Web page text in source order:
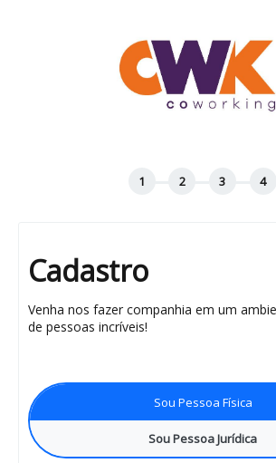
Cadastro
Venha nos fazer companhia em um
de pessoas incríveis!
Sou Pessoa Física
Sou Pessoa Jurídica